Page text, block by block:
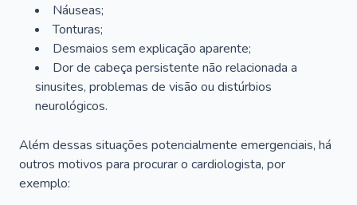
Náuseas;
Tonturas;
Desmaios sem explicação aparente;
Dor de cabeça persistente não relacionada a
sinusites, problemas de visão ou distúrbios
neurológicos.
Além dessas situações potencialmente emergenciais, há
outros motivos para procurar o cardiologista, por
exemplo: